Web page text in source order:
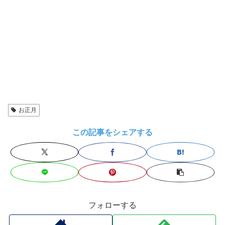
お正月
この記事をシェアする
フォローする